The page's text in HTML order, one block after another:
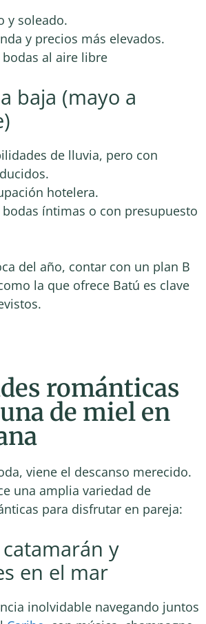
y soleado.
y precios más elevados.
al aire libre
baja (mayo a
de lluvia, pero con
hotelera.
bodas íntimas o con presupuesto
del año, contar con un plan B
la que ofrece Batú es clave
románticas
de miel en
viene el descanso merecido.
una amplia variedad de
para disfrutar en pareja:
catamarán y
en el mar
inolvidable navegando juntos